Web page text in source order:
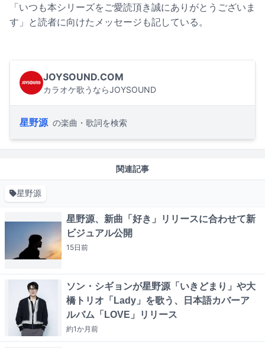
「いつも本シリーズをご愛読頂き誠にありがとうございま
す」と読者に向けたメッセージも記している。
JOYSOUND.COM
カラオケ歌うならJOYSOUND
星野源 の楽曲・歌詞を検索
関連記事
星野源
星野源、新曲「好き」リリースに合わせて新
ビジュアル公開
15日前
ソン・シギョンが星野源「いきどまり」や大
橋トリオ「Lady」を歌う、日本語カバーア
ルバム「LOVE」リリース
約1か月前